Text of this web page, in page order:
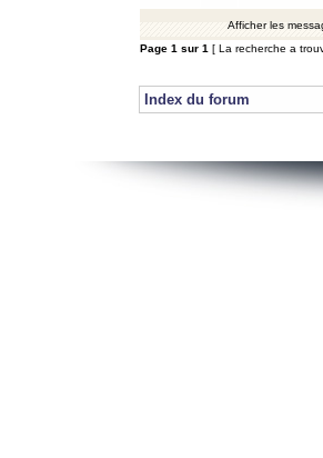
Afficher les
Page 1 sur 1 [ La recherche a
Index du forum